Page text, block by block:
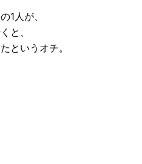
1人が、
と、
というオチ。